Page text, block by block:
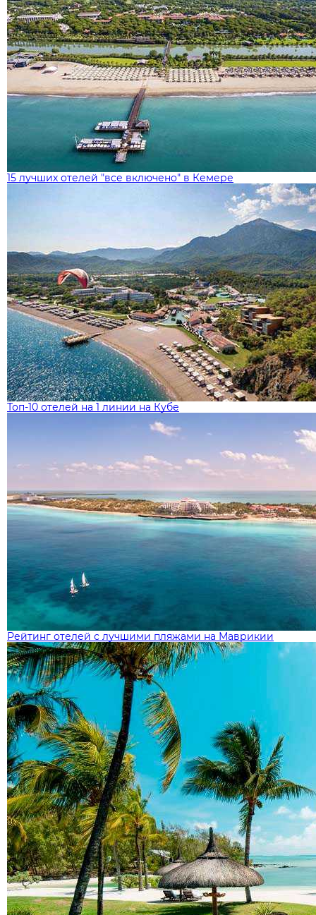
15 лучших отелей "все включено" в Кемере
Топ-10 отелей на 1 линии на Кубе
Рейтинг отелей с лучшими пляжами на Маврикии